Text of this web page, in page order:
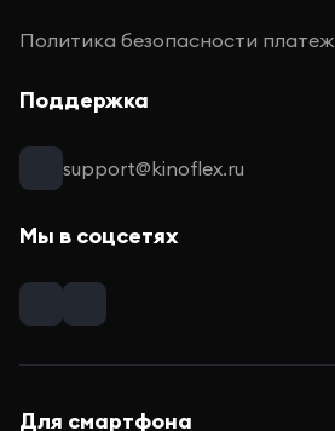
Политика безопасности
Поддержка
support@kinoflex.ru
Мы в соцсетях
Для смартфона